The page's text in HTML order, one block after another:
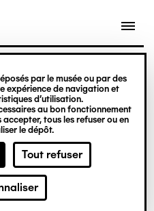
par le musée ou par des
expérience de navigation et
d’utilisation.
au bon fonctionnement
tous les refuser ou en
le dépôt.
Tout refuser